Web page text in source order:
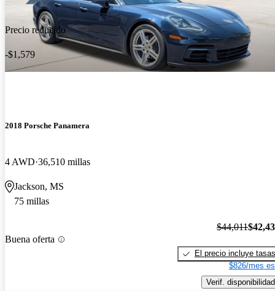
Precio reducido
-$1,579
2018 Porsche Panamera
4 AWD 36,510 millas
Jackson, MS
75 millas
Buena oferta
$44,011
El precio incluye tasas
$826/mes
Verif. disponibilidad